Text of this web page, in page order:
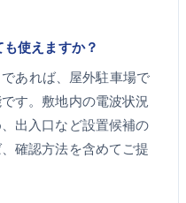
使えますか？
あれば、屋外駐車場で
す。敷地内の電波状況
出入口など設置候補の
確認方法を含めてご提